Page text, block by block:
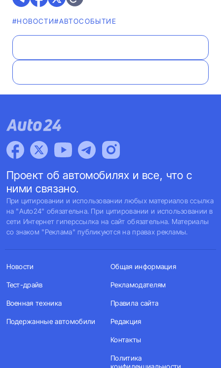
#НОВОСТИ#АВТОСОБЫТИЕ
Проект об автомобилях и все, что с
ними связано.
При цитировании и использовании любых материалов ссылка
на "Auto24" обязательна. При цитировании и использовании в
сети Интернет гиперссылка на сайт обязательна. Материалы
со знаком "Реклама" публикуются на правах рекламы.
Новости
Тест-драйв
Военная техника
Подержанные автомобили
Общая информация
Рекламодателям
Правила сайта
Редакция
Контакты
Политика
конфиденциальности